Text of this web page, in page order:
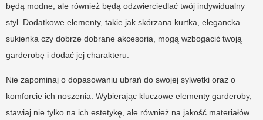
będą modne, ale również będą odzwierciedlać twój indywidualny
styl. Dodatkowe elementy, takie jak skórzana kurtka, elegancka
sukienka czy dobrze dobrane akcesoria, mogą wzbogacić twoją
garderobę i dodać jej charakteru.
Nie zapominaj o dopasowaniu ubrań do swojej sylwetki oraz o
komforcie ich noszenia. Wybierając kluczowe elementy garderoby,
stawiaj nie tylko na ich estetykę, ale również na jakość materiałów.